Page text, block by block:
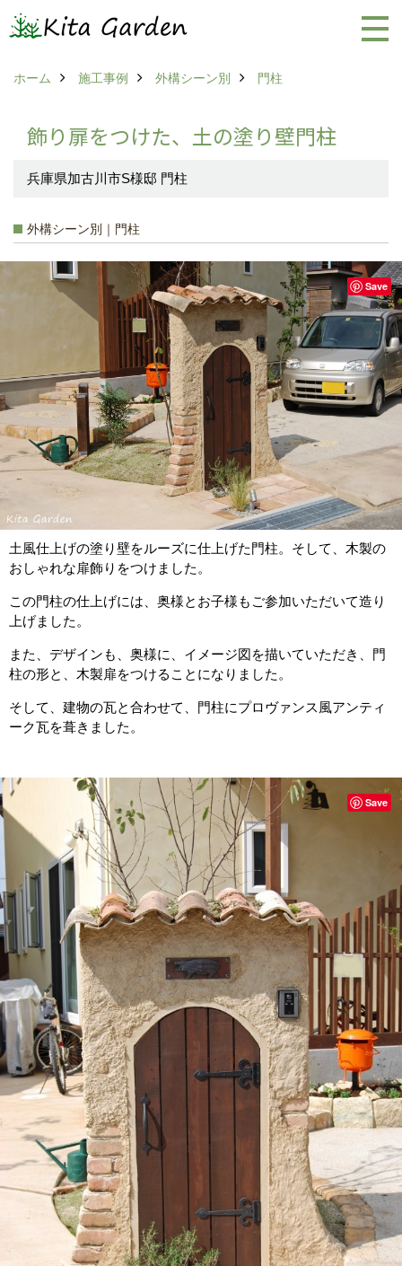
ホーム 施工事例 外構シーン別 門柱
飾り扉をつけた、土の塗り壁門柱
兵庫県加古川市S様邸 門柱
外構シーン別｜門柱
土風仕上げの塗り壁をルーズに仕上げた門柱。そして、木製の
おしゃれな扉飾りをつけました。
この門柱の仕上げには、奥様とお子様もご参加いただいて造り
上げました。
また、デザインも、奥様に、イメージ図を描いていただき、門
柱の形と、木製扉をつけることになりました。
そして、建物の瓦と合わせて、門柱にプロヴァンス風アンティ
ーク瓦を葺きました。
Save
Save